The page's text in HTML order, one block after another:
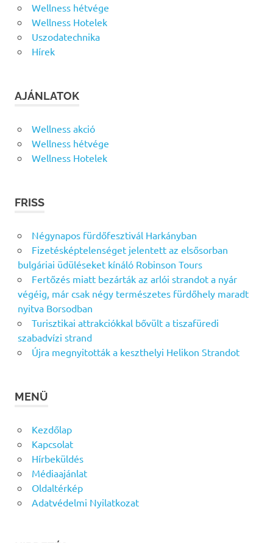
Wellness hétvége
Wellness Hotelek
Uszodatechnika
Hírek
AJÁNLATOK
Wellness akció
Wellness hétvége
Wellness Hotelek
FRISS
Négynapos fürdőfesztivál Harkányban
Fizetésképtelenséget jelentett az elsősorban
bulgáriai üdüléseket kínáló Robinson Tours
Fertőzés miatt bezárták az arlói strandot a nyár
végéig, már csak négy természetes fürdőhely maradt
nyitva Borsodban
Turisztikai attrakciókkal bővült a tiszafüredi
szabadvízi strand
Újra megnyitották a keszthelyi Helikon Strandot
MENÜ
Kezdőlap
Kapcsolat
Hírbeküldés
Médiaajánlat
Oldaltérkép
Adatvédelmi Nyilatkozat